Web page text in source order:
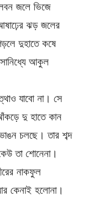
জলে ভিজে
ঝড় জলের
দুহাতে কষে
আকুল
যাবো না। সে
দু হাতে কান
চলছে। তার শব্দ
তা শোনেনা।
নাকফুল
কেনাই হলোনা।